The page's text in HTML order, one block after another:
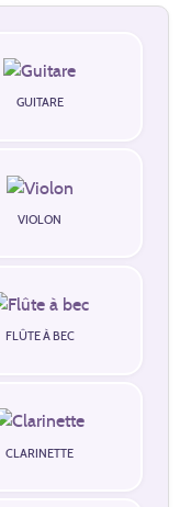
GUITARE
VIOLON
FLÛTE À BEC
CLARINETTE